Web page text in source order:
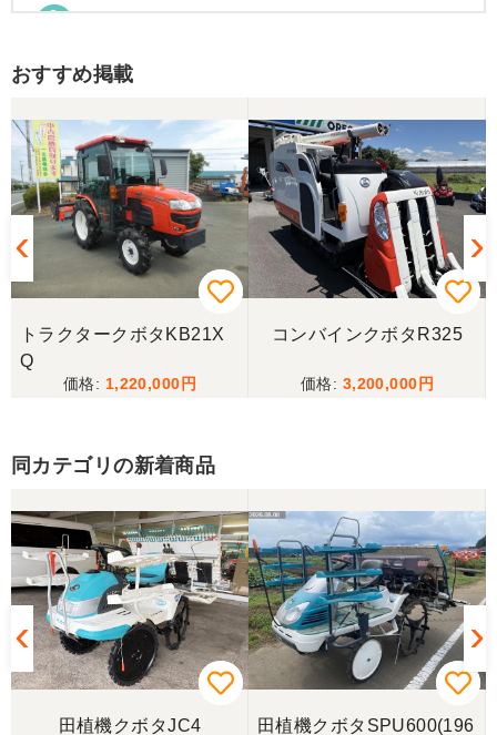
物は2台出ていて、当初安い方を購入予定でした。
しかしそちらは売れてしまったとの事でしたので、5
万円ほど高い方を購入させて頂きました。 引き取り
に伺い持ち帰りましたが、出品画像と違い確認した
所、安い方を渡されました。 出品者に問い合わせま
したが、高い方は「先に購入した者が引き取り済み
で安い方でお願いしたい」との事。 では先の安い方
との差額分を返金と交渉しましたが、「難しい」と
の事。カバーが脱落していて、使用に難が有る事を
伝えたところ、そのカバー代金で妥協する事になり
ました。 「管理する者が間違えて管理番号を貼り付
けた」 といっておりましたが、とても残念な気持
うな間違いが無いように改善して欲しいです。
とうございました。
東京都／yuikanoa
いろいろな質問にもすぐに答えていただき 引き取り
時にも親切な対応をありがとうございました。又機
会があれば宜しくお願いします。ありがとうござい
ます。
おすすめ掲載
トラクタークボタKB21X
Q
1,220,000
コンバインクボタR325
3,200,000
同カテゴリの新着商品
田植機クボタJC4
田植機クボタSPU600(196